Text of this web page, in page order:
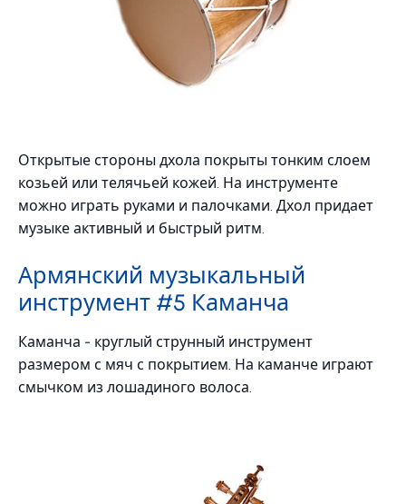
Открытые стороны дхола покрыты тонким слоем
козьей или телячьей кожей. На инструменте
можно играть руками и палочками. Дхол придает
музыке активный и быстрый ритм.
Армянский музыкальный
инструмент #5 Каманча
Каманча - круглый струнный инструмент
размером с мяч с покрытием. На каманче играют
смычком из лошадиного волоса.